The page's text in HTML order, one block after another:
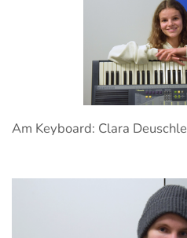
Am Keyboard: Clara Deuschle